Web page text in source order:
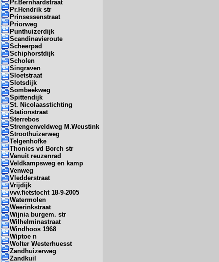
Pr.Bernhardstraat
Pr.Hendrik str
Prinsessenstraat
Priorweg
Punthuizerdijk
Scandinavieroute
Scheerpad
Schiphorstdijk
Scholen
Singraven
Sloetstraat
Slotsdijk
Sombeekweg
Spittendijk
St. Nicolaasstichting
Stationstraat
Sterrebos
Strengenveldweg M.Weustink
Stroothuizerweg
Telgenhofke
Thonies vd Borch str
Vanuit reuzenrad
Veldkampsweg en kamp
Venweg
Vledderstraat
Vrijdijk
vvv.fietstocht 18-9-2005
Watermolen
Weerinkstraat
Wijnia burgem. str
Wilhelminastraat
Windhoos 1968
Wiptoe n
Wolter Westerhuesst
Zandhuizerweg
Zandkuil